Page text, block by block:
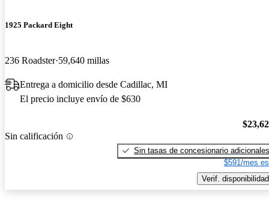
1925 Packard Eight
236 Roadster 59,640 millas
Entrega a domicilio desde Cadillac, MI
El precio incluye envío de $630
Sin calificación
Sin tasas de concesionario adicionales
$591/mes
Verif. disponibilidad